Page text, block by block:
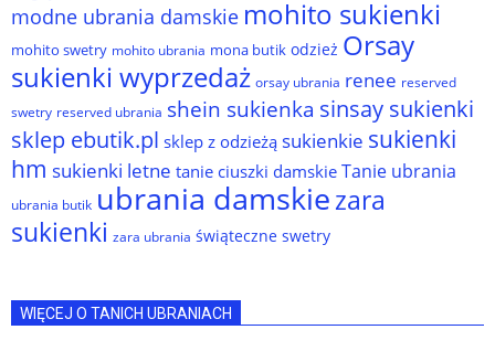
modne ubrania damskie mohito sukienki
mohito swetry mohito ubrania mona butik odzież Orsay
sukienki wyprzedaż orsay ubrania renee reserved
swetry reserved ubrania shein sukienka sinsay sukienki
sklep ebutik.pl sklep z odzieżą sukienkie sukienki
hm sukienki letne tanie ciuszki damskie Tanie ubrania
ubrania butik ubrania damskiezara
sukienki zara ubrania świąteczne swetry
WIĘCEJ O TANICH UBRANIACH